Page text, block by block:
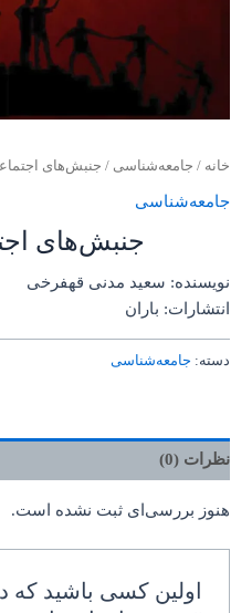
خانه / جامعه‌شناسی / جنبش‌های
جامعه‌شناسی
جنبش‌های
نویسنده: سعید مدنی قهفرخی
انتشارات: باران
دسته: جامعه‌شناسی
نظرات (0)
هنوز بررسی‌ای ثبت نشده است.
اولین کسی باشید که